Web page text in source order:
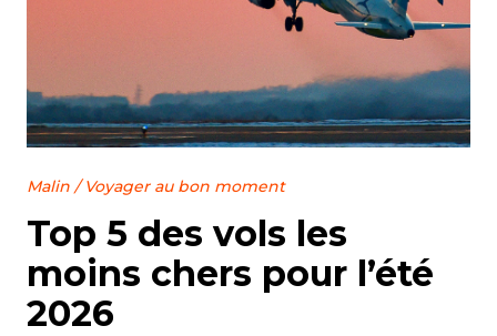
Malin /Voyager au bon moment
Top 5 des vols les
moins chers pour l’été
2026